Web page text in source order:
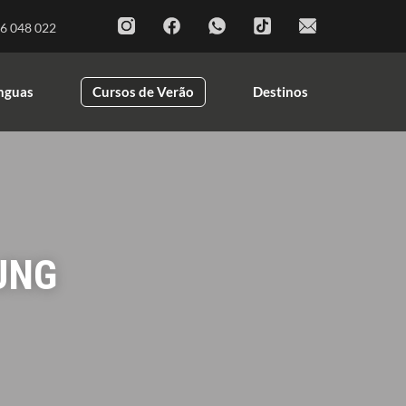
048 022
Cursos de Verão Destinos
Cursos de Verão Destinos